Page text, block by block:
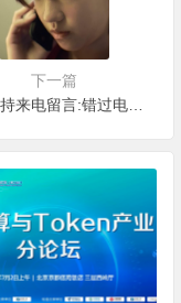
下一篇
MIUI支持来电留言:错过电话终于不再后悔